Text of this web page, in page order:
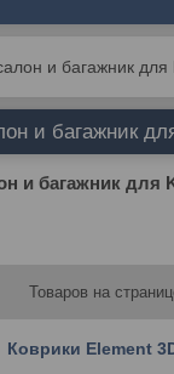
и багажник для
и багажник
и багажник для
Коврики Element